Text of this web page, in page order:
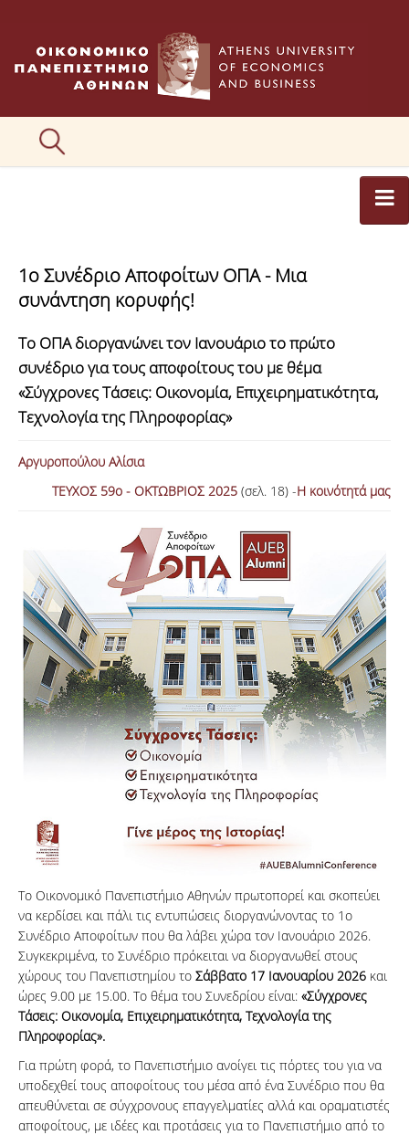
ΚΑΤΗΓΟΡΙΕΣ ΑΡΘΡΩΝ
ΣΥΝΤΑΚΤΙΚΗ ΟΜΑΔΑ
ΕΠΙΚΟΙΝΩΝΙΑ
1o Συνέδριο Αποφοίτων ΟΠΑ - Μια
συνάντηση κορυφής!
Το ΟΠΑ διοργανώνει τον Ιανουάριο το πρώτο
συνέδριο για τους αποφοίτους του με θέμα
«Σύγχρονες Τάσεις: Οικονομία, Επιχειρηματικότητα,
Τεχνολογία της Πληροφορίας»
Αργυροπούλου Αλίσια
ΤΕΥΧΟΣ 59ο - ΟΚΤΩΒΡΙΟΣ 2025 (σελ. 18) -Η κοινότητά μας
Το Οικονομικό Πανεπιστήμιο Αθηνών πρωτοπορεί και σκοπεύει
να κερδίσει και πάλι τις εντυπώσεις διοργανώνοντας το 1ο
Συνέδριο Αποφοίτων που θα λάβει χώρα τον Ιανουάριο 2026.
Συγκεκριμένα, το Συνέδριο πρόκειται να διοργανωθεί στους
χώρους του Πανεπιστημίου το Σάββατο 17 Ιανουαρίου 2026 και
ώρες 9.00 με 15.00. Το θέμα του Συνεδρίου είναι: «Σύγχρονες
Τάσεις: Οικονομία, Επιχειρηματικότητα, Τεχνολογία της
Πληροφορίας».
Για πρώτη φορά, το Πανεπιστήμιο ανοίγει τις πόρτες του για να
υποδεχθεί τους αποφοίτους του μέσα από ένα Συνέδριο που θα
απευθύνεται σε σύγχρονους επαγγελματίες αλλά και οραματιστές
αποφοίτους, με ιδέες και προτάσεις για το Πανεπιστήμιο από το